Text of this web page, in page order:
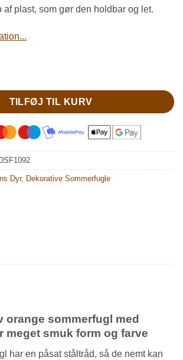
af plast, som gør den holdbar og let.
sommerfugl antal
TILFØJ TIL KURV
DSF1092
Dyr, Dekorative Sommerfugle
orange sommerfugl med
meget smuk form og farve
har en påsat ståltråd, så de nemt kan